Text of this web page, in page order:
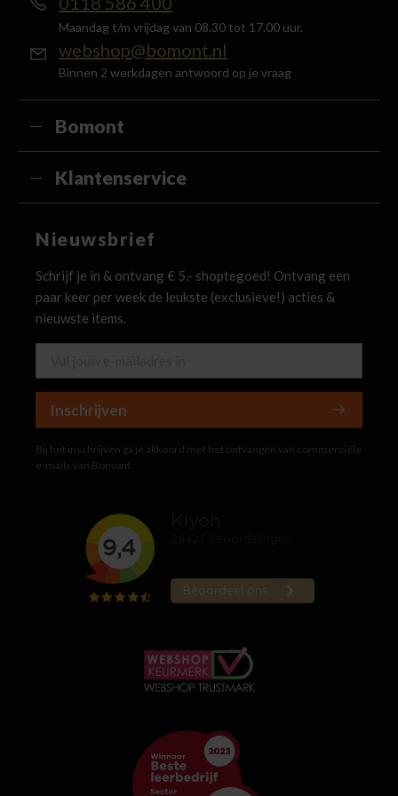
Maandag t/m vrijdag van 08.30 tot 17.00 uur.
webshop@bomont.nl
Binnen 2 werkdagen antwoord op je vraag
Bomont
Klantenservice
Nieuwsbrief
Schrijf je in & ontvang € 5,- shoptegoed! Ontvang een
paar keer per week de leukste (exclusieve!) acties &
nieuwste items.
Inschrijven
Bij het inschrijven ga je akkoord met het ontvangen van commerciële
e-mails van Bomont.